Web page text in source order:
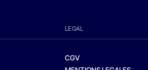
LEGAL
CGV